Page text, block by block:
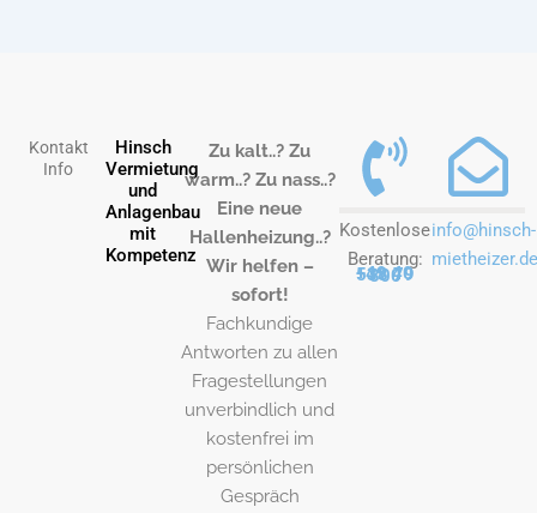
Kontakt
Info
Hinsch
Vermietung
und
Anlagenbau
mit
Kompetenz
Zu kalt..? Zu
warm..? Zu nass..?
Eine neue
Hallenheizung..?
Wir helfen –
sofort!
Fachkundige
Antworten zu allen
Fragestellungen
unverbindlich und
kostenfrei im
persönlichen
Gespräch
Kostenlose
Beratung:
+49 40 538 79 800
info@hinsch-